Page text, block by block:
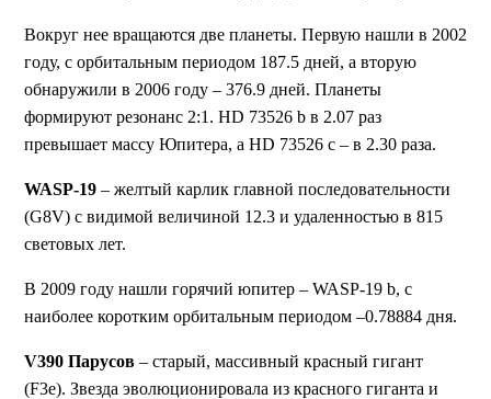
Вокруг нее вращаются две планеты. Первую нашли в 2002
году, с орбитальным периодом 187.5 дней, а вторую
обнаружили в 2006 году – 376.9 дней. Планеты
формируют резонанс 2:1. HD 73526 b в 2.07 раз
превышает массу Юпитера, а HD 73526 c – в 2.30 раза.
WASP-19 – желтый карлик главной последовательности
(G8V) с видимой величиной 12.3 и удаленностью в 815
световых лет.
В 2009 году нашли горячий юпитер – WASP-19 b, с
наиболее коротким орбитальным периодом –0.78884 дня.
V390 Парусов – старый, массивный красный гигант
(F3e). Звезда эволюционировала из красного гиганта и